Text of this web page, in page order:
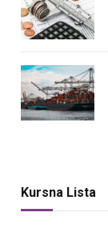
Kursna Lista